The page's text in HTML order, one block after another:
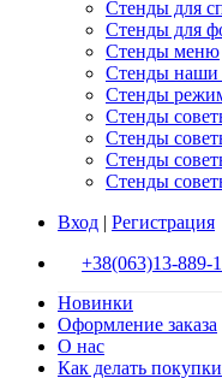
Стенды для
Стенды для
Стенды меню
Стенды наши
Стенды
Стенды
Стенды
Стенды
Стенды
Вход | Регистрация
+38(063)13-889-
Новинки
Оформление заказа
О нас
Как делать покупки